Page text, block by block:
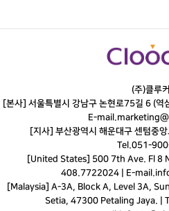
(주)클루
[본사] 서울특별시 강남구 논현로75길 6 (역
E-mail.
[지사] 부산광역시 해운대구 센텀중
Tel.051-
[United States] 500 7th Ave. Fl 8
408.7722024 | E-mail.
[Malaysia] A-3A, Block A, Level 3A,
Setia, 47300 Petaling Jaya. |